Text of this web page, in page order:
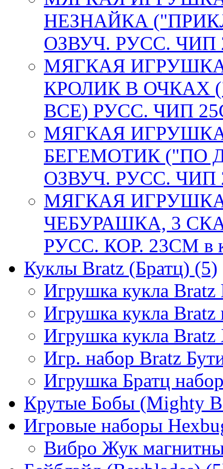
НЕЗНАЙКА
ОЗВУЧ. РУСС. ЧИП
МЯГКАЯ
КРОЛИК В ОЧКАХ
ВСЕ) РУСС. ЧИП
МЯГКАЯ
БЕГЕМОТИК ("ПО
ОЗВУЧ. РУСС. ЧИП
МЯГКАЯ
ЧЕБУРАШКА, 3
РУСС. КОР. 23СМ в
Куклы Bratz (Братц) (5)
Игрушка кукла
Игрушка кукла
Игрушка кукла Bratz
Игр. набор Bratz
Игрушка Братц
Крутые Бобы (Mighty
Игровые наборы
Вибро Жук